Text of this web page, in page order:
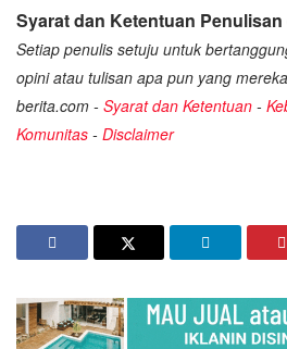
Syarat dan Ketentuan
Setiap penulis setuju untuk
opini atau tulisan apa pun yang
berita.com - Syarat dan Ketentuan -
Komunitas - Disclaimer